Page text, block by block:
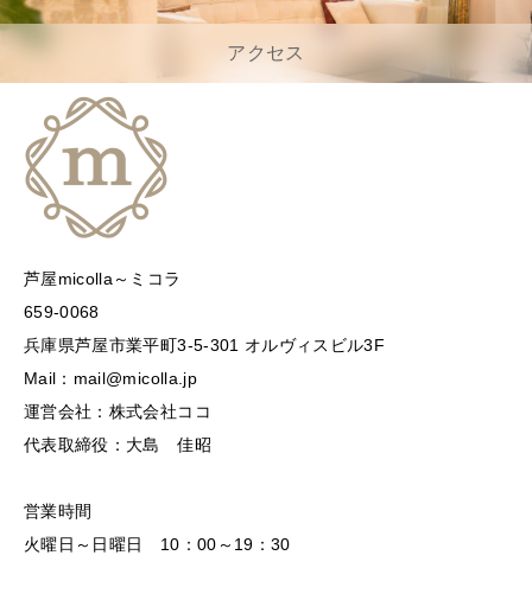
アクセス
芦屋micolla～ミコラ
659-0068
兵庫県芦屋市業平町3-5-301 オルヴィスビル3F
Mail：mail@micolla.jp
運営会社：株式会社ココ
代表取締役：大島 佳昭
営業時間
火曜日～日曜日 10：00～19：30